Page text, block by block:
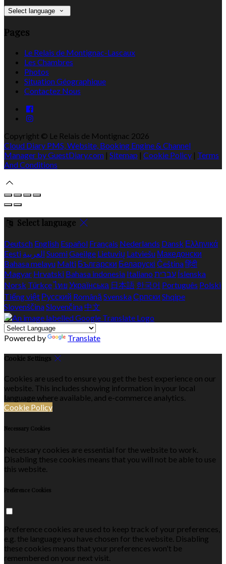
Select language
Pages
Le Relais de Montignac-Lascaux
Les Chambres
Photos
Situation Géographique
Contactez Nous
Copyright © Le Relais de Montignac 2026
Cloud Diary PMS, Website, Booking Engine & Channel
Manager by GuestDiary.com | Sitemap | Cookie Policy | Terms
And Conditions
Select language
Deutsch English Español Français Nederlands Dansk Ελληνικά
Eesti العربية SuomiGaeilge Lietuvių Latviešu Македонски
Bahasa melayu Malti Български Беларускі Češtinaहिंदी
Magyar Hrvatski Bahasa indonesia Italiano עברית Íslenska
Norsk Türkçeไทย Українська 日本語 한국어 Português Polski
Tiếng việt Русский Română SvenskaСрпски Shqipe
SlovenščinaSlovenčina 中文
Powered by Translate
Cookie Settings
Cookies are used to ensure you get the best experience on our
website. This includes showing information in your local
language where available, and e-commerce analytics.
Cookie Policy
Necessary Cookies
Necessary cookies are essential for the website to work.
Disabling these cookies means that you will not be able to use
this website.
Preference Cookies
Preference cookies are used to keep track of your preferences,
e.g. the language you have chosen for the website. Disabling
these cookies means that your preferences won't be
remembered on your next visit.